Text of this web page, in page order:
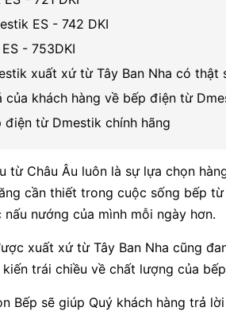
ES - 742 DKI
- 753DKI
xuất xứ từ Tây Ban Nha có thật
của khách hàng về bếp điện từ
điện từ Dmestik chính hãng
từ Châu Âu luôn là sự lựa chọn
cần thiết trong cuộc sống bếp
nướng của mình mỗi ngày hơn.
xuất xứ từ Tây Ban Nha cũng
kiến trái chiều về chất lượng của
Bếp sẽ giúp Quý khách hàng trả